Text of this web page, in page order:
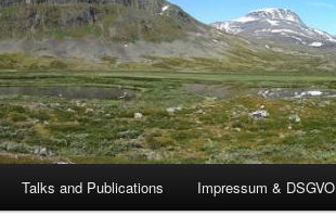
Talks and Publications Impressum & DSGVO